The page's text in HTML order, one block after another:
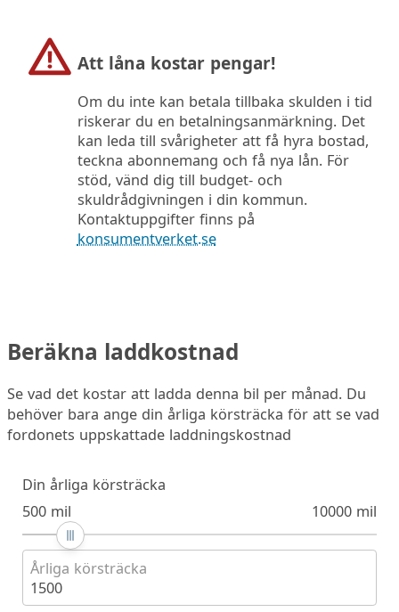
Att låna kostar pengar!
Om du inte kan betala tillbaka skulden i tid
riskerar du en betalningsanmärkning. Det
kan leda till svårigheter att få hyra bostad,
teckna abonnemang och få nya lån. För
stöd, vänd dig till budget- och
skuldrådgivningen i din kommun.
Kontaktuppgifter finns på
konsumentverket.se
Beräkna laddkostnad
Se vad det kostar att ladda denna bil per månad. Du
behöver bara ange din årliga körsträcka för att se vad
fordonets uppskattade laddningskostnad
Din årliga körsträcka
500 mil
10000 mil
Årliga körsträcka
1500